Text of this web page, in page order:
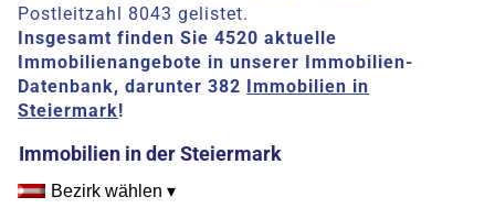
Postleitzahl 8043 gelistet.
Insgesamt finden Sie 4520 aktuelle
Immobilienangebote in unserer Immobilien-
Datenbank, darunter 382
Immobilien in
Steiermark!
Immobilien in der Steiermark
Bezirk wählen ▾